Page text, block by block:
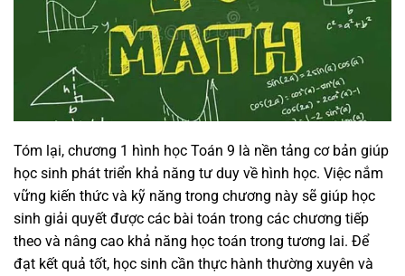
Tóm lại, chương 1 hình học Toán 9 là nền tảng cơ bản giúp
học sinh phát triển khả năng tư duy về hình học. Việc nắm
vững kiến thức và kỹ năng trong chương này sẽ giúp học
sinh giải quyết được các bài toán trong các chương tiếp
theo và nâng cao khả năng học toán trong tương lai. Để
đạt kết quả tốt, học sinh cần thực hành thường xuyên và